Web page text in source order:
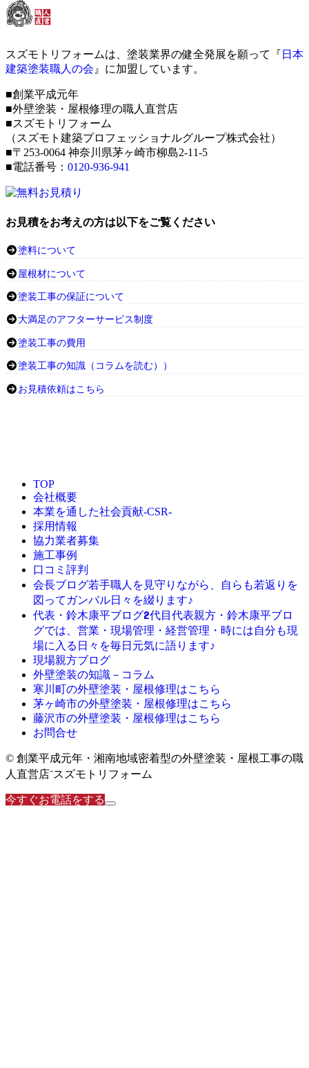
スズモトリフォームは、塗装業界の健全発展を願って『 日本
建築塗装職人の会 』に加盟しています。
■創業平成元年
■外壁塗装・屋根修理の職人直営店
■スズモトリフォーム
（スズモト建築プロフェッショナルグループ株式会社）
■〒253-0064 神奈川県茅ヶ崎市柳島2-11-5
■電話番号： 0120-936-941
お見積をお考えの方は以下をご覧ください
塗料について
屋根材について
塗装工事の保証について
大満足のアフターサービス制度
塗装工事の費用
塗装工事の知識（コラムを読む））
お見積依頼はこちら
TOP
会社概要
本業を通した社会貢献-CSR-
採用情報
協力業者募集
施工事例
口コミ評判
会長ブログ若手職人を見守りながら、自らも若返りを
図ってガンバル日々を綴ります♪
代表・鈴木康平ブログ2代目代表親方・鈴木康平ブロ
グでは、営業・現場管理・経営管理・時には自分も現
場に入る日々を毎日元気に語ります♪
現場親方ブログ
外壁塗装の知識－コラム
寒川町の外壁塗装・屋根修理はこちら
茅ヶ崎市の外壁塗装・屋根修理はこちら
藤沢市の外壁塗装・屋根修理はこちら
お問合せ
© 創業平成元年・湘南地域密着型の外壁塗装・屋根工事の職
人直営店⁻スズモトリフォーム
今すぐお電話をする